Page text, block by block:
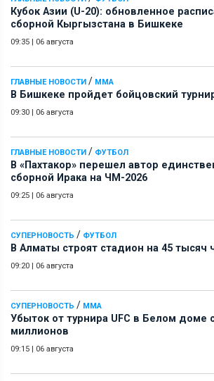
Кубок Азии (U-20): обновленное
сборной Кыргызстана в Бишкеке
09:35 | 06 августа
ГЛАВНЫЕ НОВОСТИ / ММА
В Бишкеке пройдет бойцовский
09:30 | 06 августа
ГЛАВНЫЕ НОВОСТИ / ФУТБОЛ
В «Пахтакор» перешел автор
сборной Ирака на ЧМ-2026
09:25 | 06 августа
СУПЕРНОВОСТЬ / ФУТБОЛ
В Алматы строят стадион на 45 тысяч
09:20 | 06 августа
СУПЕРНОВОСТЬ / ММА
Убыток от турнира UFC в Белом доме
миллионов
09:15 | 06 августа